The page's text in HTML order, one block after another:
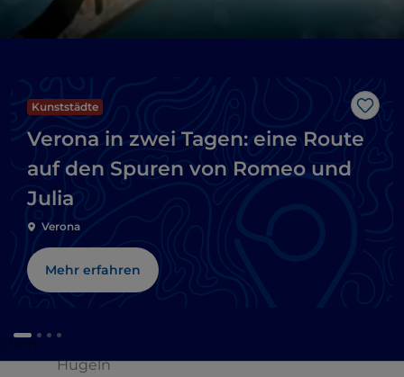
Like
Kunststädte
Verona in zwei Tagen: eine Route
auf den Spuren von Romeo und
Julia
Verona
Mehr erfahren
Hügeln